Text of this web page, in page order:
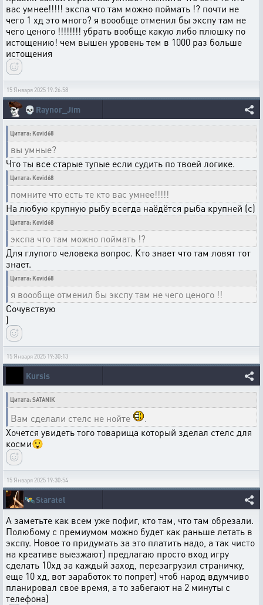
вас умнее!!!!! экспа что там можно поймать !? почти не
чего 1 хд это много? я воообще отменил бы экспу там не
чего ценого !!!!!!!! убрать вообще какую либо плюшку по
истощению! чем вышен уровень тем в 1000 раз больше
истощения
15 Января 2025 19:26:58
💀 Raynor_Jim
Цитата: Kovid68
вы умные?
Что ты все старые тупые если судить по твоей логике.
Цитата: Kovid68
помните что есть те кто вас умнее!!!!!
На любую крупную рыбу всегда наёдётся рыба крупней (с)
Цитата: Kovid68
экспа что там можно поймать !?
Для глупого человека вопрос. Кто знает что там ловят тот
знает.
Цитата: Kovid68
я воообще отменил бы экспу там не чего ценого !!
Сочувствую
)
15 Января 2025 19:30:13
Kursis
Цитата: SATANIK
Вам сделали стелс не нойте
.
Хочется увидеть того товарища который зделал стелс для
косми😲
15 Января 2025 19:30:54
🛰️Staratel
А заметьте как всем уже пофиг, кто там, что там обрезали.
Полюбому с премиумом можно будет как раньше летать в
экспу. Новое то придумать за это платить надо, а так чисто
на креативе выезжают) предлагаю просто вход игру
сделать 10хд за каждый заход, перезагрузил страничку,
еще 10 хд, вот заработок то попрет) чтоб народ вдумчиво
планировал свое время, а то забегают на 2 минуты с
телефона)